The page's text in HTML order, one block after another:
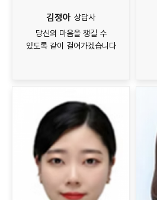
김정아 상담사
당신의 마음을 챙길 수
있도록 같이 걸어가겠습니다